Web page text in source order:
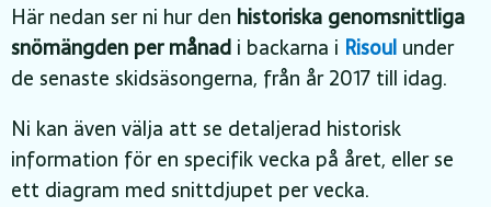
Här nedan ser ni hur den historiska genomsnittliga
snömängden per månad i backarna i Risoul under
de senaste skidsäsongerna, från år 2017 till idag.
Ni kan även välja att se detaljerad historisk
information för en specifik vecka på året, eller se
ett diagram med snittdjupet per vecka.